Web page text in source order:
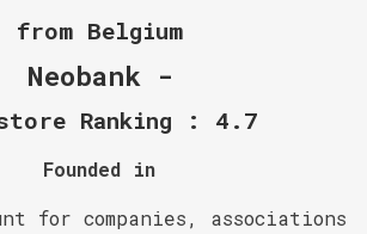
from Belgium
Neobank -
Ranking : 4.7
Founded in
for companies, associations